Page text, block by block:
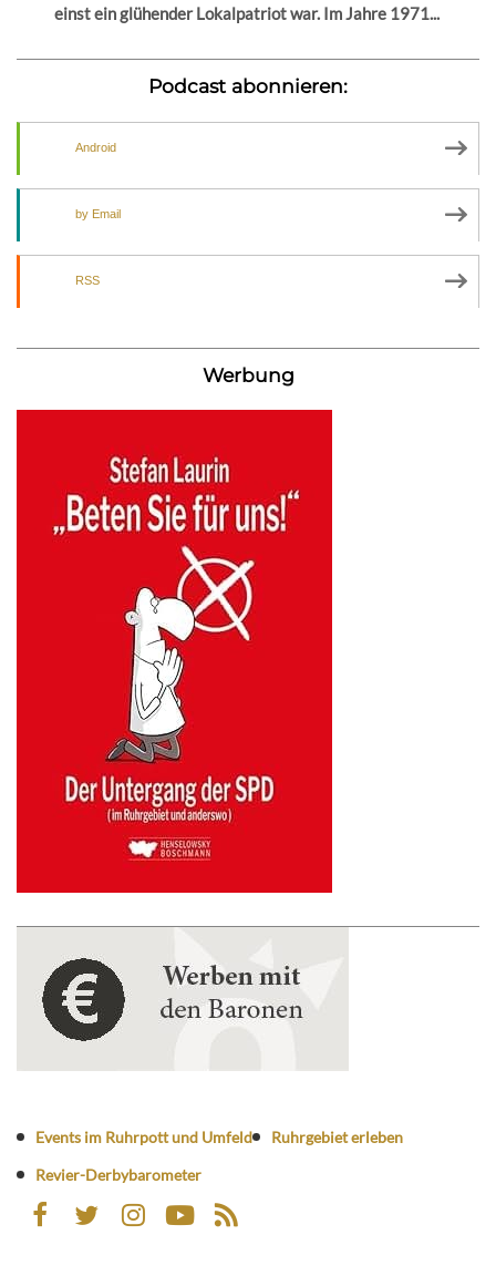
einst ein glühender Lokalpatriot war. Im Jahre 1971...
Podcast abonnieren:
Android
by Email
RSS
Werbung
Events im Ruhrpott und Umfeld
Ruhrgebiet erleben
Revier-Derbybarometer